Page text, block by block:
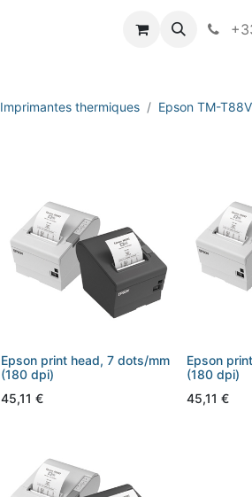
Imprimantes thermiques Epson TM-T88V
Epson print head, 7 dots/mm
(180 dpi)
45,11 €
Epson
(180 dpi)
45,11 €